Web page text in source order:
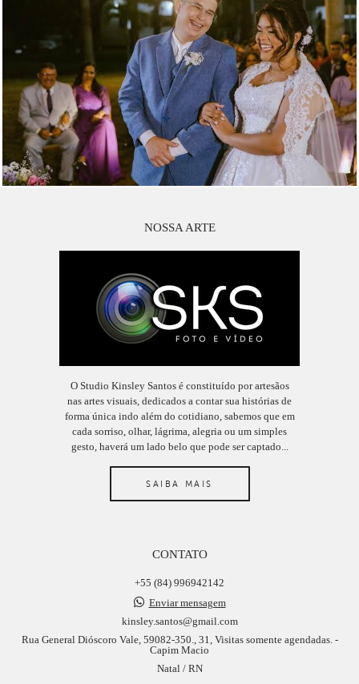
NOSSA ARTE
O Studio Kinsley Santos é constituído por artesãos
nas artes visuais, dedicados a contar sua histórias de
forma única indo além do cotidiano, sabemos que em
cada sorriso, olhar, lágrima, alegria ou um simples
gesto, haverá um lado belo que pode ser captado...
SAIBA MAIS
CONTATO
+55 (84) 996942142
Enviar mensagem
kinsley.santos@gmail.com
Rua General Dióscoro Vale, 59082-350., 31, Visitas somente agendadas. -
Capim Macio
Natal / RN